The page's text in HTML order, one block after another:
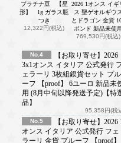
プラチナ豆 【星
形】 1g ガラス瓶
つき
12,322円(税込)
2026 1オンス イギ
ス 聖ゲオルギウス
とドラゴン 金貨
ポンド 新品未使
769,530円(税込)
No.4
【お取り寄せ】2026
3x1オンス イタリア 公式発行
ェラーリ 3枚組銀貨セット プル
ーフ 【proof】 6ユーロ 新品未
用 (8月中旬以降発送予定)【特
品】
95,358円(税
No.5
【お取り寄せ】2026
オンス イタリア 公式発行 フェ
ラーリ 金貨 プルーフ 【proof】